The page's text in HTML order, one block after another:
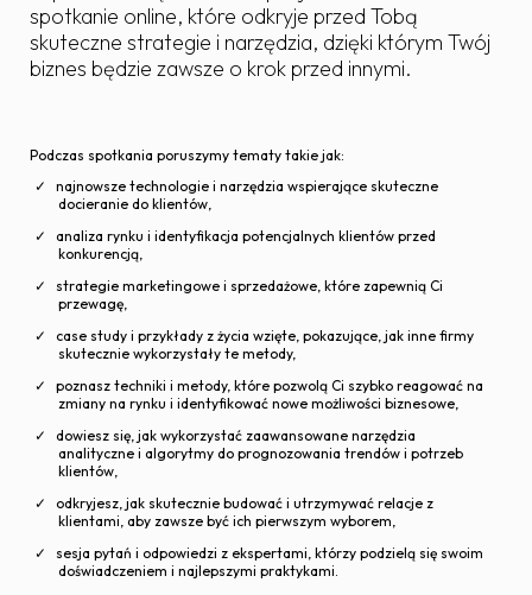
spotkanie online, które odkryje przed Tobą
skuteczne strategie i narzędzia, dzięki którym Twój
biznes będzie zawsze o krok przed innymi.
Podczas spotkania poruszymy tematy takie jak:
najnowsze technologie i narzędzia wspierające skuteczne
docieranie do klientów,
analiza rynku i identyfikacja potencjalnych klientów przed
konkurencją,
strategie marketingowe i sprzedażowe, które zapewnią Ci
przewagę,
case study i przykłady z życia wzięte, pokazujące, jak inne firmy
skutecznie wykorzystały te metody,
poznasz techniki i metody, które pozwolą Ci szybko reagować na
zmiany na rynku i identyfikować nowe możliwości biznesowe,
dowiesz się, jak wykorzystać zaawansowane narzędzia
analityczne i algorytmy do prognozowania trendów i potrzeb
klientów,
odkryjesz, jak skutecznie budować i utrzymywać relacje z
klientami, aby zawsze być ich pierwszym wyborem,
sesja pytań i odpowiedzi z ekspertami, którzy podzielą się swoim
doświadczeniem i najlepszymi praktykami.